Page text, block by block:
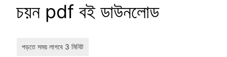
চয়ন pdf বই ডাউনলোড